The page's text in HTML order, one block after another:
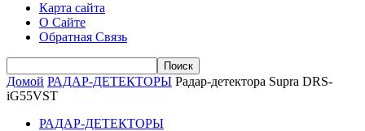
Карта сайта
О Сайте
Обратная Связь
Домой РАДАР-ДЕТЕКТОРЫ Радар-детектора Supra DRS-
iG55VST
РАДАР-ДЕТЕКТОРЫ